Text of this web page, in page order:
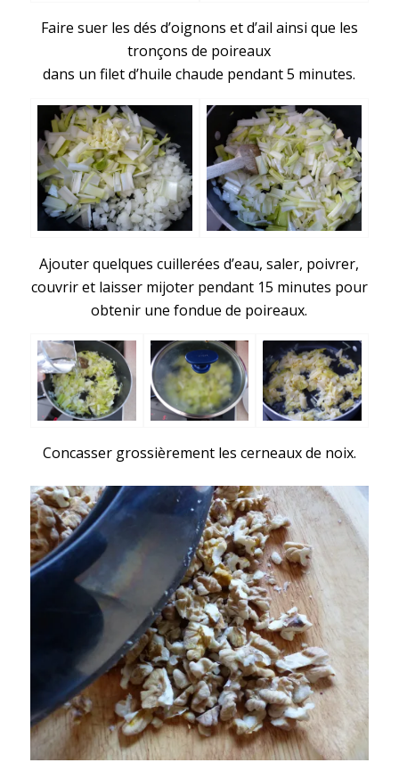
Faire suer les dés d’oignons et d’ail ainsi que les
tronçons de poireaux
dans un filet d’huile chaude pendant 5 minutes.
Ajouter quelques cuillerées d’eau, saler, poivrer,
couvrir et laisser mijoter pendant 15 minutes pour
obtenir une fondue de poireaux.
Concasser grossièrement les cerneaux de noix.